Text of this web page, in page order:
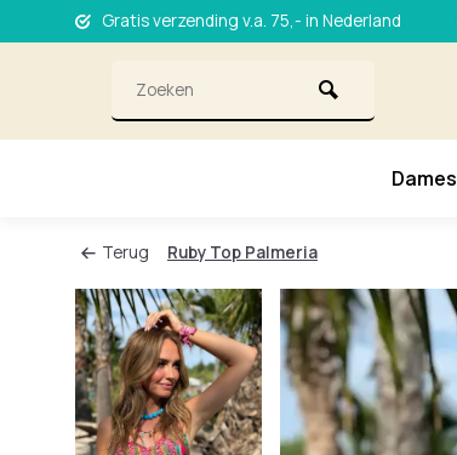
Gratis verzending v.a. 75,- in Nederland
Dames
Terug Ruby Top Palmeria